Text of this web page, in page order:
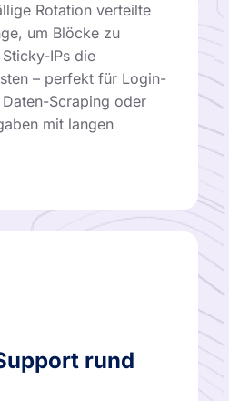
Rotation verteilte
um Blöcke zu
IPs die
– perfekt für Login-
Scraping oder
mit langen
rund